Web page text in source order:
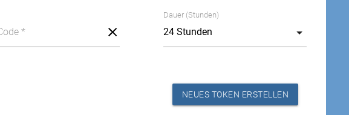
* pass
Dauer (Stunden)
NEUES TOKEN ERSTELLEN